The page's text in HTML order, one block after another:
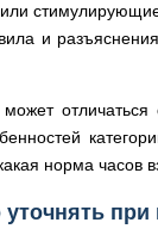
и
норма часов